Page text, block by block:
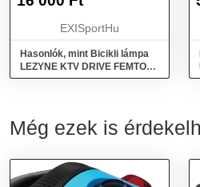
EXISportHu
Hasonlók, mint Bicikli lámpa
LEZYNE KTV DRIVE FEMTO
USB PAIR
Még ezek is